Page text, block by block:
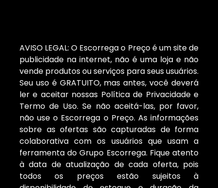
AVISO LEGAL: O Escorrega o Preço é um site de
publicidade na internet, não é uma loja e não
vende produtos ou serviços para seus usuários.
Seu uso é GRATUITO, mas antes, você deverá
ler e aceitar nossas Política de Privacidade e
Termo de Uso. Se não aceitá-las, por favor,
não use o Escorrega o Preço. As informações
sobre as ofertas são capturadas de forma
colaborativa com os usuários que usam a
ferramenta do Grupo Escorrega. Fique atento
à data de atualização de cada oferta, pois
todos os preços estão sujeitos à